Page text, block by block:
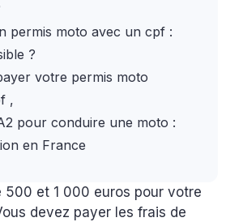
permis moto avec un cpf :
?
votre permis moto
,
pour conduire une moto :
en France
500 et 1 000 euros pour votre
devez payer les frais de